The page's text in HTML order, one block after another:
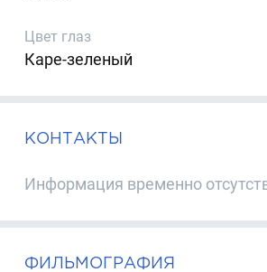
Цвет глаз
Каре-зеленый
КОНТАКТЫ
Информация временно
ФИЛЬМОГРАФИЯ